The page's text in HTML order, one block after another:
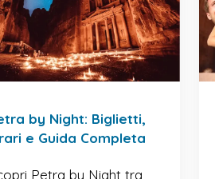
by Night: Biglietti,
e Guida Completa
Petra by Night tra